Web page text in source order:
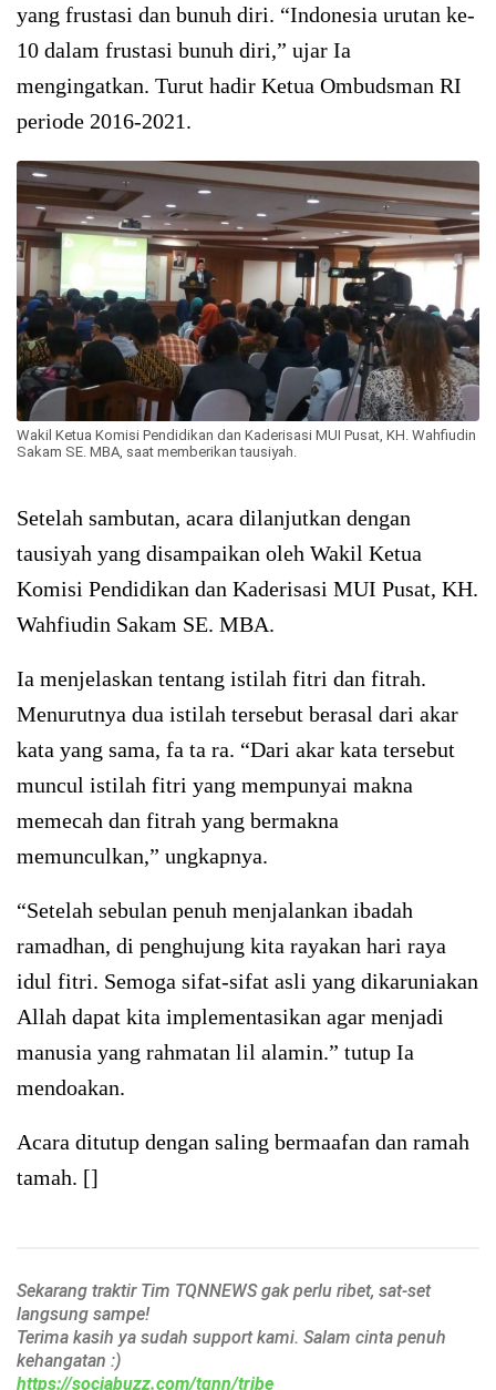
yang frustasi dan bunuh diri. “Indonesia urutan ke-
10 dalam frustasi bunuh diri,” ujar Ia
mengingatkan. Turut hadir Ketua Ombudsman RI
periode 2016-2021.
Wakil Ketua Komisi Pendidikan dan Kaderisasi MUI Pusat, KH. Wahfiudin
Sakam SE. MBA, saat memberikan tausiyah.
Setelah sambutan, acara dilanjutkan dengan
tausiyah yang disampaikan oleh Wakil Ketua
Komisi Pendidikan dan Kaderisasi MUI Pusat, KH.
Wahfiudin Sakam SE. MBA.
Ia menjelaskan tentang istilah fitri dan fitrah.
Menurutnya dua istilah tersebut berasal dari akar
kata yang sama, fa ta ra. “Dari akar kata tersebut
muncul istilah fitri yang mempunyai makna
memecah dan fitrah yang bermakna
memunculkan,” ungkapnya.
“Setelah sebulan penuh menjalankan ibadah
ramadhan, di penghujung kita rayakan hari raya
idul fitri. Semoga sifat-sifat asli yang dikaruniakan
Allah dapat kita implementasikan agar menjadi
manusia yang rahmatan lil alamin.” tutup Ia
mendoakan.
Acara ditutup dengan saling bermaafan dan ramah
tamah. []
Sekarang traktir Tim TQNNEWS gak perlu ribet, sat-set
langsung sampe!
Terima kasih ya sudah support kami. Salam cinta penuh
kehangatan :)
https://sociabuzz.com/tqnn/tribe